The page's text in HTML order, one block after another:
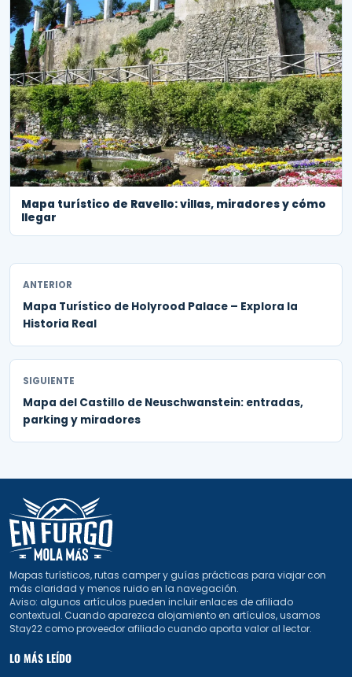
Mapa turístico de Ravello: villas, miradores y cómo
llegar
ANTERIOR
Mapa Turístico de Holyrood Palace – Explora la
Historia Real
SIGUIENTE
Mapa del Castillo de Neuschwanstein: entradas,
parking y miradores
Mapas turísticos, rutas camper y guías prácticas para viajar con
más claridad y menos ruido en la navegación.
Aviso: algunos artículos pueden incluir enlaces de afiliado
contextual. Cuando aparezca alojamiento en artículos, usamos
Stay22 como proveedor afiliado cuando aporta valor al lector.
LO MÁS LEÍDO